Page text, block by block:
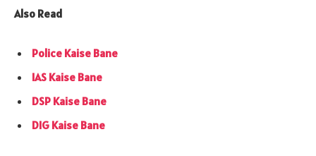
Also Read
Police Kaise Bane
IAS Kaise Bane
DSP Kaise Bane
DIG Kaise Bane